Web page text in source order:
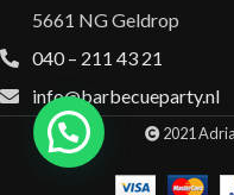
5661 NG Geldrop
040 – 211 43 21
info@barbecueparty.nl
2021